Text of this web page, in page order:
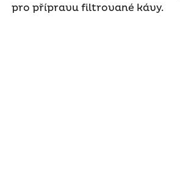
pro přípravu filtrované kávy.